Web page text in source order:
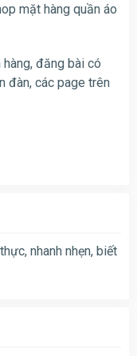
mặt hàng quần áo
đăng bài có
đàn, các page trên
nhanh nhẹn, biết